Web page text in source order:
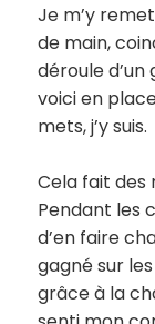
Je m’y
de main,
déroule
voici en
mets, j’y suis.
Cela fait des
Pendant les
d’en faire
gagné sur
grâce à la